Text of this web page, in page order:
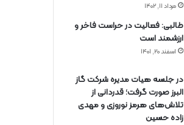
مرداد ۱۱, ۱۴۰۲
طالبی: فعالیت در حراست فاخر و
ارزشمند است
اسفند ۲۰, ۱۴۰۱
در جلسه هیات مدیره شرکت گاز
البرز صورت گرفت؛ قدردانی از
تلاش‌های هرمز نوروزی و مهدی
زاده حسین